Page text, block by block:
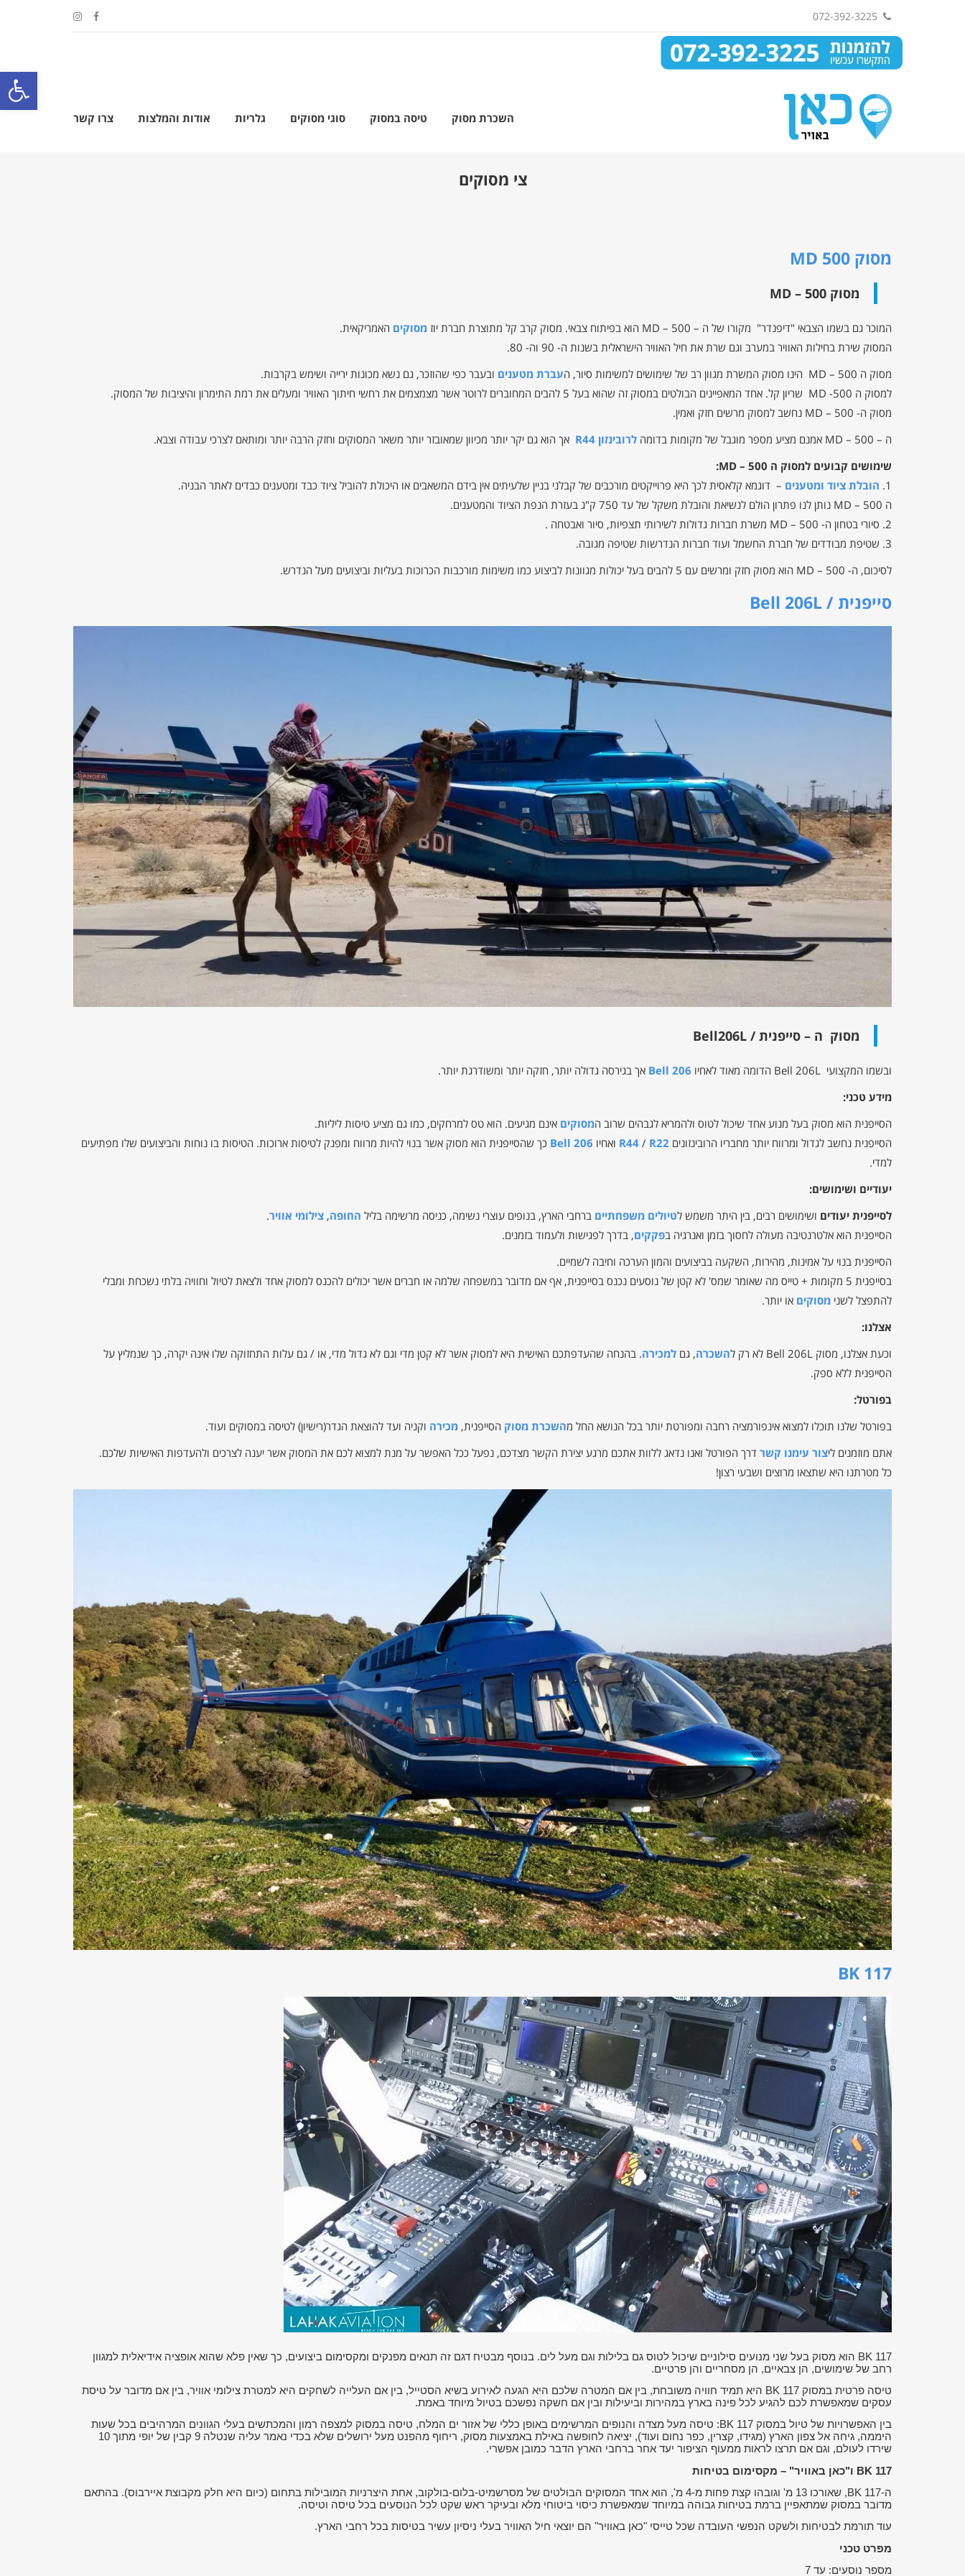
פתח
072-392-3225
השכרת מסוק טיסה במסוק סוגי מסוקים גלריות אודות והמלצות צרו קשר
צי מסוקים
מסוק MD 500
מסוק MD – 500
המוכר גם בשמו הצבאי "דיפנדר" מקורו של ה – MD – 500 הוא בפיתוח צבאי. מסוק קרב קל מתוצרת חברת יוז מסוקים האמריקאית.
המסוק שירת בחילות האוויר במערב וגם שרת את חיל האוויר הישראלית בשנות ה- 90 וה- 80.
מסוק ה MD – 500 הינו מסוק המשרת מגוון רב של שימושים למשימות סיור, ה
עברת מטענים ובעבר כפי שהוזכר, גם נשא מכונות ירייה ושימש בקרבות.
למסוק ה 500- MD שריון קל. אחד המאפיינים הבולטים במסוק זה שהוא בעל 5 להבים המחוברים לרוטר אשר מצמצמים את רחשי חיתוך האוויר ומעלים את רמת התימרון והיציבות של המסוק.
מסוק ה- MD – 500 נחשב למסוק מרשים חזק ואמין.
ה – MD – 500 אמנם מציע מספר מוגבל של מקומות בדומה
לרובינזון R44
אך הוא גם יקר יותר מכיוון שמאובזר יותר משאר המסוקים וחזק הרבה יותר ומותאם לצרכי עבודה וצבא.
שימושים קבועים למסוק ה MD – 500:
1. הובלת ציוד ומטענים – דוגמא קלאסית לכך היא פרוייקטים מורכבים של קבלני בניין שלעיתים אין בידם המשאבים או היכולת להוביל ציוד כבד ומטענים כבדים לאתר הבניה.
ה MD – 500 נותן לנו פתרון הולם לנשיאת והובלת משקל של עד 750 ק"ג בעזרת הנפת הציוד והמטענים.
2. סיורי בטחון ה- MD – 500 משרת חברות גדולות לשירותי תצפיות, סיור ואבטחה .
3. שטיפת מבודדים של חברת החשמל ועוד חברות הנדרשות שטיפה מגובה.
לסיכום, ה- MD – 500 הוא מסוק חזק ומרשים עם 5 להבים בעל יכולות מגוונות לביצוע כמו משימות מורכבות הכרוכות בעליות וביצועים מעל הנדרש.
סייפנית / Bell 206L
מסוק ה – סייפנית / Bell206L
ובשמו המקצועי Bell 206L הדומה מאוד לאחיו Bell 206 אך בגירסה גדולה יותר, חזקה יותר ומשודרגת יותר.
מידע טכני:
הסייפנית הוא מסוק בעל מנוע אחד שיכול לטוס ולהמריא לגבהים שרוב המסוקים אינם מגיעים. הוא טס למרחקים, כמו גם מציע טיסות ליליות.
הסייפנית נחשב לגדול ומרווח יותר מחבריו הרובינזונים
R44 / R22 ואחיו Bell 206 כך שהסייפנית הוא מסוק אשר בנוי להיות מרווח ומפנק לטיסות ארוכות. הטיסות בו נוחות והביצועים שלו מפתיעים
למדי.
יעודיים ושימושים:
לסייפנית יעודים ושימושים רבים, בין היתר משמש לטיולים משפחתיים ברחבי הארץ, בנופים עוצרי נשימה, כניסה מרשימה בליל החופה, צילומי אוויר.
הסייפנית הוא אלטרנטיבה מעולה לחסוך בזמן ואנרגיה בפקקים, בדרך לפגישות ולעמוד בזמנים.
הסייפנית בנוי על אמינות, מהירות, השקעה בביצועים והמון הערכה וחיבה לשמיים.
בסייפנית 5 מקומות + טייס מה שאומר שמס' לא קטן של נוסעים נכנס בסייפנית, אף אם מדובר במשפחה שלמה או חברים אשר יכולים להכנס למסוק אחד ולצאת לטיול וחוויה בלתי נשכחת ומבלי
להתפצל לשני מסוקים או יותר.
אצלנו:
וכעת אצלנו, מסוק Bell 206L לא רק ל
השכרה, גם למכירה. בהנחה שהעדפתכם האישית היא למסוק אשר לא קטן מדי וגם לא גדול מדי, או / גם עלות התחזוקה שלו אינה יקרה, כך שנמליץ על
הסייפנית ללא ספק.
בפורטל:
בפורטל שלנו תוכלו למצוא אינפורמציה רחבה ומפורטת יותר בכל הנושא החל מהשכרת מסוק הסייפנית, מכירה וקניה ועד להוצאת הגדר(רישיון) לטיסה במסוקים ועוד.
אתם מוזמנים ליצור עימנו קשר דרך הפורטל ואנו נדאג ללוות אתכם מרגע יצירת הקשר מצדכם, נפעל ככל האפשר על מנת למצוא לכם את המסוק אשר יענה לצרכים ולהעדפות האישיות שלכם.
כל מטרתנו היא שתצאו מרוצים ושבעי רצון!
BK 117
BK 117 הוא מסוק בעל שני מנועים סילוניים שיכול לטוס גם בלילות וגם מעל לים. בנוסף מבטיח דגם זה תנאים מפנקים ומקסימום ביצועים, כך שאין פלא שהוא אופציה אידיאלית למגוון
רחב של שימושים, הן צבאיים, הן מסחריים והן פרטיים.
טיסה פרטית במסוק BK 117 היא תמיד חוויה משובחת, בין אם המטרה שלכם היא הגעה לאירוע בשיא הסטייל, בין אם העלייה לשחקים היא למטרת צילומי אוויר, בין אם מדובר על טיסת
עסקים שמאפשרת לכם להגיע לכל פינה בארץ במהירות וביעילות ובין אם חשקה נפשכם בטיול מיוחד באמת.
בין האפשרויות של טיול במסוק BK 117: טיסה מעל מצדה והנופים המרשימים באופן כללי של אזור ים המלח, טיסה במסוק למצפה רמון והמכתשים בעלי הגוונים המרהיבים בכל שעות
היממה, גיחה אל צפון הארץ (מגידו, קצרין, כפר נחום ועוד), יציאה לחופשה באילת באמצעות מסוק, ריחוף מהפנט מעל ירושלים שלא בכדי נאמר עליה שנטלה 9 קבין של יופי מתוך 10
שירדו לעולם, וגם אם תרצו לראות ממעוף הציפור יעד אחר ברחבי הארץ הדבר כמובן אפשרי.
BK 117 ו"כאן באוויר" – מקסימום בטיחות
ה-BK 117
, שאורכו 13 מ' וגובהו קצת פחות מ-4 מ', הוא אחד המסוקים הבולטים של מסרשמיט-בלום-בולקוב, אחת היצרניות המובילות בתחום (כיום היא חלק מקבוצת איירבוס). בהתאם
מדובר במסוק שמתאפיין ברמת בטיחות גבוהה במיוחד שמאפשרת כיסוי ביטוחי מלא ובעיקר ראש שקט לכל הנוסעים בכל טיסה וטיסה.
עוד תורמת לבטיחות ולשקט הנפשי העובדה שכל טייסי "כאן באוויר" הם יוצאי חיל האוויר בעלי ניסיון עשיר בטיסות בכל רחבי הארץ.
מפרט טכני
מספר נוסעים: עד 7